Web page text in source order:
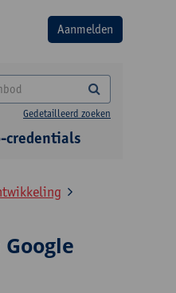
Gedetailleerd zoeken
credentials